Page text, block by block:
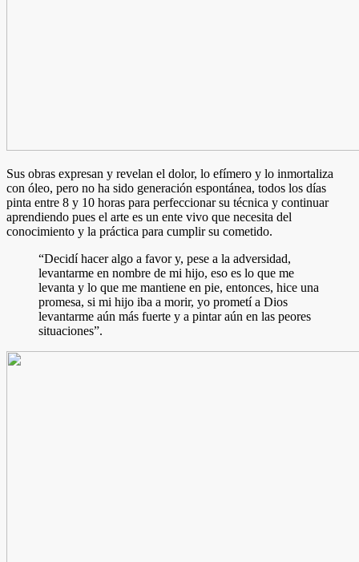
Sus obras expresan y revelan el dolor, lo efímero y lo inmortaliza
con óleo, pero no ha sido generación espontánea, todos los días
pinta entre 8 y 10 horas para perfeccionar su técnica y continuar
aprendiendo pues el arte es un ente vivo que necesita del
conocimiento y la práctica para cumplir su cometido.
“Decidí hacer algo a favor y, pese a la adversidad,
levantarme en nombre de mi hijo, eso es lo que me
levanta y lo que me mantiene en pie, entonces, hice una
promesa, si mi hijo iba a morir, yo prometí a Dios
levantarme aún más fuerte y a pintar aún en las peores
situaciones”.